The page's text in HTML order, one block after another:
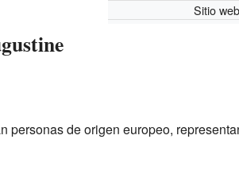
Sitio
de origen europeo,